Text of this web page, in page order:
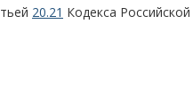
20.21 Кодекса Российской